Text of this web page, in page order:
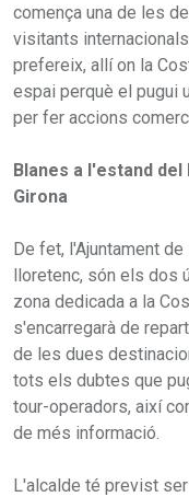
comença una de les
visitants
prefereix, allí on la
espai perquè el pugui
per fer accions
Blanes a l'estand
Girona
De fet, l'Ajuntament
lloretenc, són els dos
zona dedicada a la
s'encarregarà de
de les dues
tots els dubtes que
tour-operadors, així
de més informació.
L'alcalde té previst